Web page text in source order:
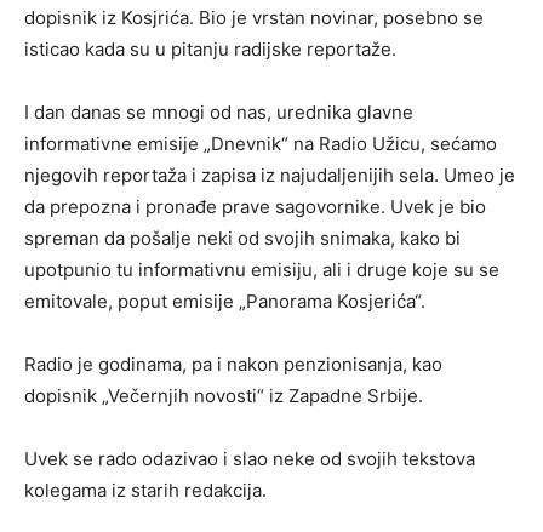
dopisnik iz Kosjrića. Bio je vrstan novinar, posebno se
isticao kada su u pitanju radijske reportaže.
I dan danas se mnogi od nas, urednika glavne
informativne emisije „Dnevnik“ na Radio Užicu, sećamo
njegovih reportaža i zapisa iz najudaljenijih sela. Umeo je
da prepozna i pronađe prave sagovornike. Uvek je bio
spreman da pošalje neki od svojih snimaka, kako bi
upotpunio tu informativnu emisiju, ali i druge koje su se
emitovale, poput emisije „Panorama Kosjerića“.
Radio je godinama, pa i nakon penzionisanja, kao
dopisnik „Večernjih novosti“ iz Zapadne Srbije.
Uvek se rado odazivao i slao neke od svojih tekstova
kolegama iz starih redakcija.